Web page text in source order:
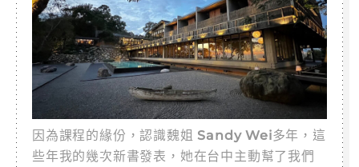
因為課程的緣份，認識魏姐 Sandy Wei多年，這
些年我的幾次新書發表，她在台中主動幫了我們